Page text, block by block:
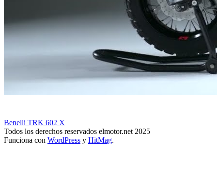
Benelli TRK 602 X
Todos los derechos reservados elmotor.net 2025
Funciona con WordPress y HitMag.